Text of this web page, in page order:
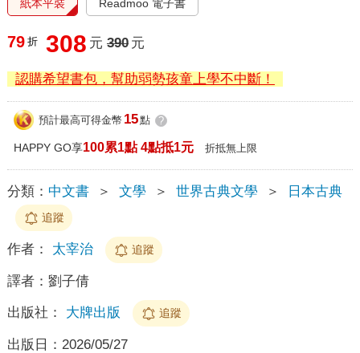
紙本平裝 Readmoo 電子書
79 折 308 元 390 元
認購希望書包，幫助弱勢孩童上學不中斷！
預計最高可得金幣 15點 ?
HAPPY GO享100累1點 4點抵1元 折抵無上限
分類： 中文書 ＞ 文學 ＞ 世界古典文學 ＞ 日本古典
追蹤
作者： 太宰治 追蹤
譯者： 劉子倩
出版社： 大牌出版 追蹤
出版日： 2026/05/27